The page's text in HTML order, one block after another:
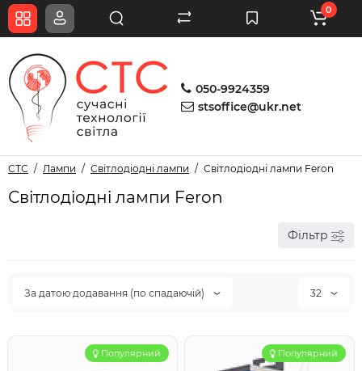
050-9924359
stsoffice@ukr.net
0
СТС Лампи Світлодіодні лампи Світлодіодні лампи Feron
Світлодіодні лампи Feron
Фільтр
За датою додавання (по спадаючій) 32
Популярний Популярний